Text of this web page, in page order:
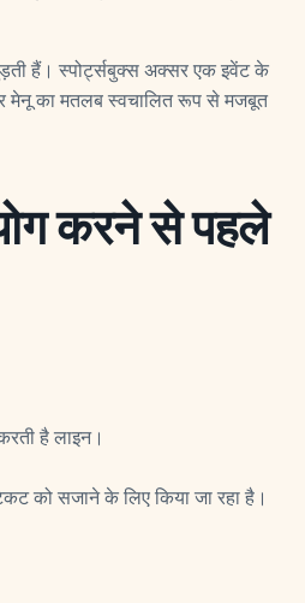
हैं। स्पोर्ट्सबुक्स अक्सर एक इवेंट के
मेनू का मतलब स्वचालित रूप से मजबूत
करने से पहले
है लाइन।
को सजाने के लिए किया जा रहा है।